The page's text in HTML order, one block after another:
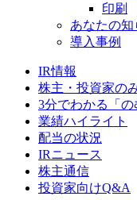
印刷
あなたの
導入事例
IR情報
株主・投資家の
3分でわかる「の
業績ハイライト
配当の状況
IRニュース
株主通信
投資家向けQ&A